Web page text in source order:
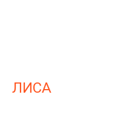
ЛИСА